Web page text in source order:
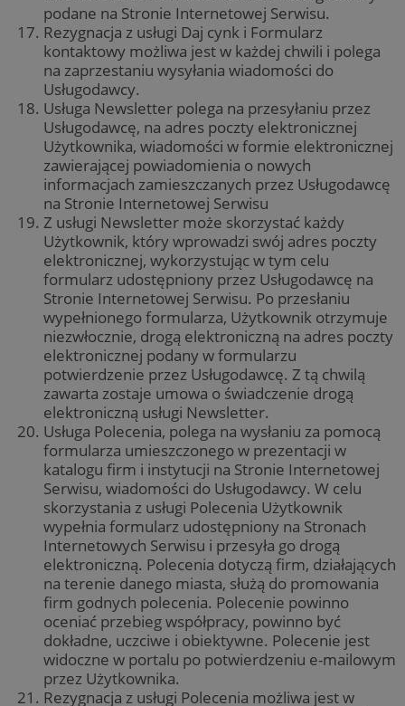
podane na Stronie Internetowej Serwisu.
Rezygnacja z usługi Daj cynk i Formularz
kontaktowy możliwa jest w każdej chwili i polega
na zaprzestaniu wysyłania wiadomości do
Usługodawcy.
Usługa Newsletter polega na przesyłaniu przez
Usługodawcę, na adres poczty elektronicznej
Użytkownika, wiadomości w formie elektronicznej
zawierającej powiadomienia o nowych
informacjach zamieszczanych przez Usługodawcę
na Stronie Internetowej Serwisu
Z usługi Newsletter może skorzystać każdy
Użytkownik, który wprowadzi swój adres poczty
elektronicznej, wykorzystując w tym celu
formularz udostępniony przez Usługodawcę na
Stronie Internetowej Serwisu. Po przesłaniu
wypełnionego formularza, Użytkownik otrzymuje
niezwłocznie, drogą elektroniczną na adres poczty
elektronicznej podany w formularzu
potwierdzenie przez Usługodawcę. Z tą chwilą
zawarta zostaje umowa o świadczenie drogą
elektroniczną usługi Newsletter.
Usługa Polecenia, polega na wysłaniu za pomocą
formularza umieszczonego w prezentacji w
katalogu firm i instytucji na Stronie Internetowej
Serwisu, wiadomości do Usługodawcy. W celu
skorzystania z usługi Polecenia Użytkownik
wypełnia formularz udostępniony na Stronach
Internetowych Serwisu i przesyła go drogą
elektroniczną. Polecenia dotyczą firm, działających
na terenie danego miasta, służą do promowania
firm godnych polecenia. Polecenie powinno
oceniać przebieg współpracy, powinno być
dokładne, uczciwe i obiektywne. Polecenie jest
widoczne w portalu po potwierdzeniu e-mailowym
przez Użytkownika.
Rezygnacja z usługi Polecenia możliwa jest w
VISITOR_PRIVACY_METADATA
YouTube
.youtube.com
tygodnie
Nazwa
Provider/
ustat_xq6z219uw9556wnynjjmc3hqm16ysi
.ustat.info